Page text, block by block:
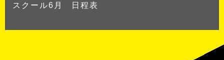
スクール6月 日程表